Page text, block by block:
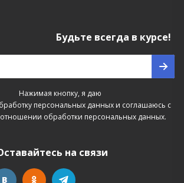
Будьте всегда в курсе!
Нажимая кнопку, я даю
персональных данныхи соглашаюсь с
обработки персональных данных.
на связи